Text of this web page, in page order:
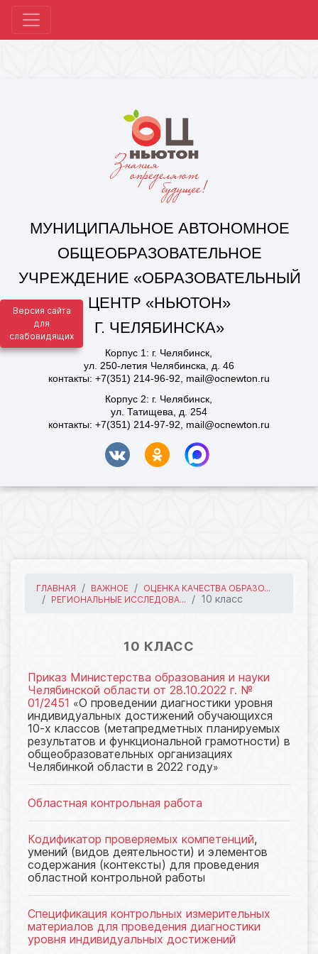
Версия сайта
для
слабовидящих
Корпус 1: г. Челябинск,
ул. 250-летия Челябинска, д. 46
Корпус 2: г. Челябинск,
контакты: +7(351) 214-97-92, mail@ocnewton.ru
МУНИЦИПАЛЬНОЕ АВТОНОМНОЕ
ОБЩЕОБРАЗОВАТЕЛЬНОЕ
УЧРЕЖДЕНИЕ «ОБРАЗОВАТЕЛЬНЫЙ
Г. ЧЕЛЯБИНСКА»
ГЛАВНАЯ ВАЖНОЕ
ОЦЕНКА КАЧЕСТВА ОБРАЗО...
РЕГИОНАЛЬНЫЕ ИССЛЕДОВА...
10 класс
10 КЛАСС
Приказ Министерства образования и науки
Челябинской области от 28.10.2022 г. №
01/2451 «О проведении диагностики уровня
индивидуальных достижений обучающихся
10-х классов (метапредметных планируемых
результатов и функциональной грамотности) в
общеобразовательных организациях
Челябинкой области в 2022 году»
Областная контрольная работа
Кодификатор проверяемых компетенций,
умений (видов деятельности) и элементов
содержания (контексты) для проведения
областной контрольной работы
Спецификация контрольных измерительных
материалов для проведения диагностики
уровня индивидуальных достижений